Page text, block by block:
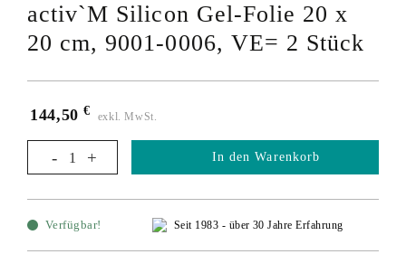
activ`M Silicon Gel-Folie 20 x
20 cm, 9001-0006, VE= 2 Stück
144,50€ exkl. MwSt.
In den Warenkorb
Verfügbar! Seit 1983 - über 30 Jahre Erfahrung